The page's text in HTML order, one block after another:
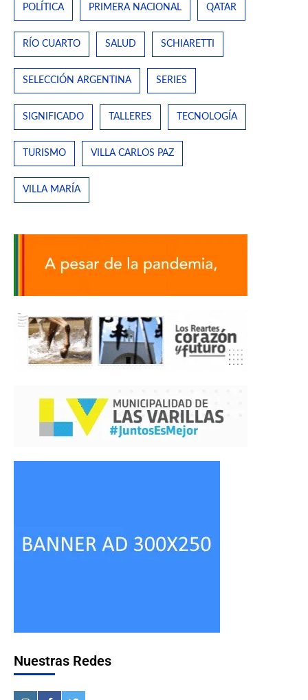
POLÍTICA PRIMERA NACIONAL QATAR
RÍO CUARTO SALUD SCHIARETTI
SELECCIÓN ARGENTINA SERIES
SIGNIFICADO TALLERES TECNOLOGÍA
TURISMO VILLA CARLOS PAZ
VILLA MARÍA
Nuestras Redes